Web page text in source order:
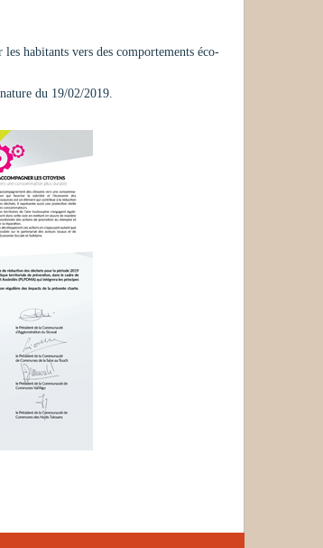
habitants vers des comportements éco-
du 19/02/2019.